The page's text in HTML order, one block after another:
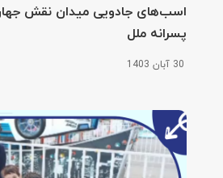
اسب‌های جادویی میدان نقش
پسرانه ملل
30 آبان 1403